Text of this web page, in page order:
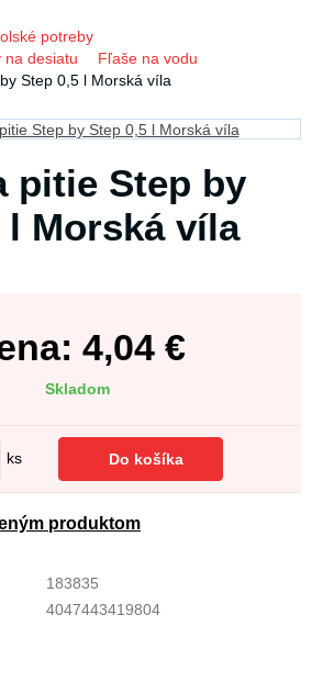
potreby
na desiatu
Fľaše na vodu
Step 0,5 l Morská víla
pitie Step by
l Morská víla
4,04 €
Skladom
ks Do košíka
produktom
183835
4047443419804